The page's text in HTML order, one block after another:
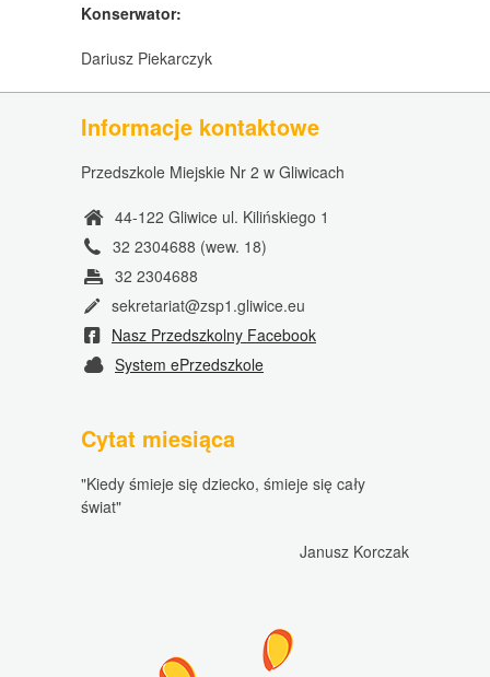
Konserwator:
Dariusz Piekarczyk
Informacje kontaktowe
Przedszkole Miejskie Nr 2 w Gliwicach
44-122 Gliwice ul. Kilińskiego 1
32 2304688 (wew. 18)
32 2304688
sekretariat@zsp1.gliwice.eu
Nasz Przedszkolny Facebook
System ePrzedszkole
Cytat miesiąca
"Kiedy śmieje się dziecko, śmieje się cały
świat"
Janusz Korczak